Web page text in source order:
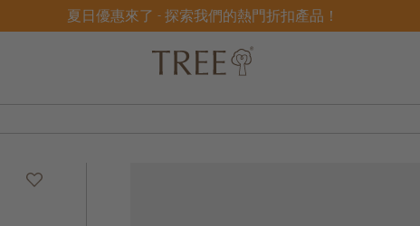
夏日優惠來了 - 探索我們的熱門折扣產品！